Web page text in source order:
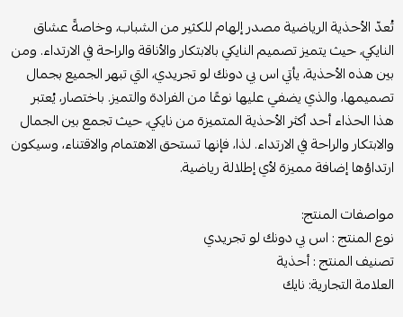
تُعدّ الأحذية الرياضية مصدر إلهام للكثير من الشباب، وخاصةً عشاق
النايكي، حيث يتميز تصميم النايكي بالابتكار والأناقة والراحة في الارتداء. ومن
بين هذه الأحذية، يأتياس بي دونك لو تجريدي، التي تبهر الجميع بجمال
تصميمها، والذي يضفي عليها نوعًا من الفرادة والتميز. باختصار، يُعتبر
هذا الحذاء أحد أكثر الأحذية المتميزة من نايكي، حيث تجمع بين الجمال
والابتكار والراحة في الارتداء. لذا، فإنها تستحق الاهتمام والاقتناء، وسيكون
ارتداؤها إضافة مميزة لأي إطلالة رياضية.
مواصفات المنتج:
نوع المنتج : اس بي دونك لو تجريدي
تصنيف المنتج : أحذية
العلامة التجارية: نايك